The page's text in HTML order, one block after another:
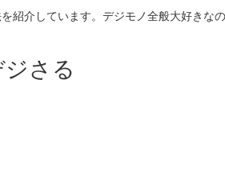
介しています。デジモノ全般大好きな
ジさる